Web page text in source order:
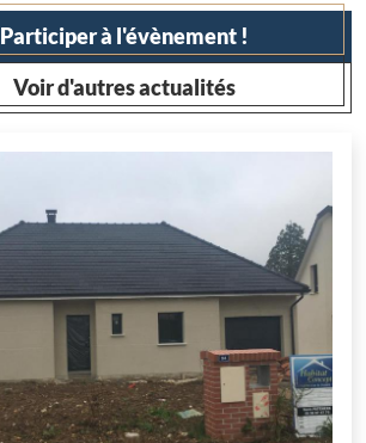
Participer à l'évènement !
Voir d'autres actualités